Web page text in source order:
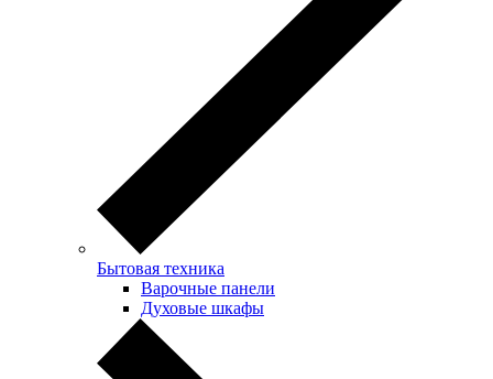
Бытовая техника
Варочные панели
Духовые шкафы